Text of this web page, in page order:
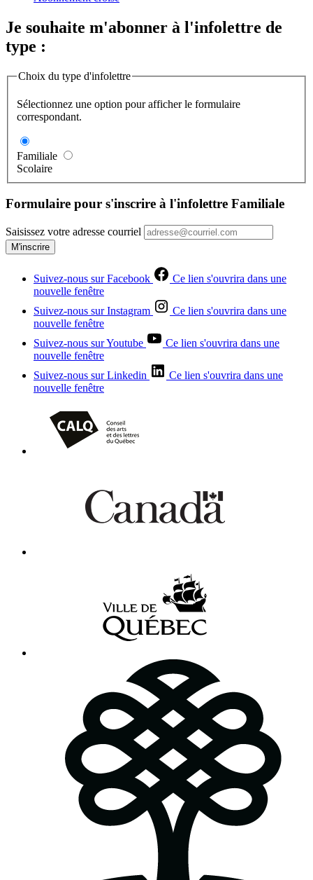
Je souhaite m'abonner à l'infolettre de
type :
Choix du type d'infolettre
Sélectionnez une option pour afficher le formulaire
correspondant.
Familiale
Scolaire
Formulaire pour s'inscrire à l'infolettre Familiale
Saisissez votre adresse courriel
M'inscrire
Suivez-nous sur Facebook
Ce lien s'ouvrira dans une
nouvelle fenêtre
Suivez-nous sur Instagram
Ce lien s'ouvrira dans une
nouvelle fenêtre
Suivez-nous sur Youtube
Ce lien s'ouvrira dans une
nouvelle fenêtre
Suivez-nous sur Linkedin
Ce lien s'ouvrira dans une
nouvelle fenêtre